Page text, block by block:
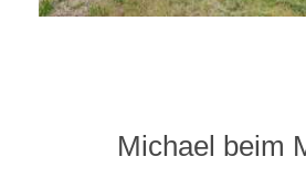
Michael beim